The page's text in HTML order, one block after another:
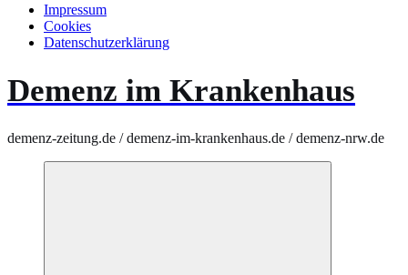
Impressum
Cookies
Datenschutzerklärung
Demenz im Krankenhaus
demenz-zeitung.de / demenz-im-krankenhaus.de / demenz-nrw.de